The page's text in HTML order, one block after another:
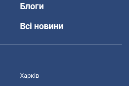
Блоги
Всі новини
Харків